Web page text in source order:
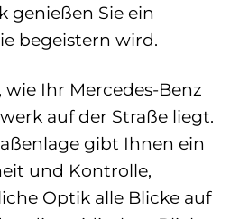
genießen Sie ein
begeistern wird.
wie Ihr Mercedes-Benz
auf der Straße liegt.
gibt Ihnen ein
und Kontrolle,
Optik alle Blicke auf